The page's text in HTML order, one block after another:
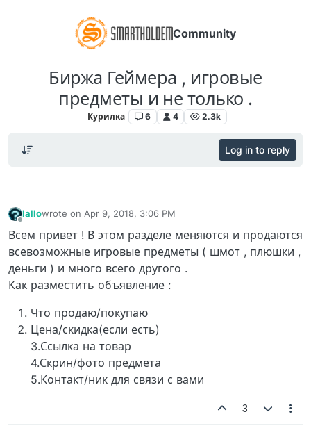
Community
Биржа Геймера , игровые
предметы и не только .
Курилка 6 4 2.3k
Log in to reply
Iallowrote on Apr 9, 2018, 3:06 PM
last edited by
Всем привет ! В этом разделе меняются и продаются
всевозможные игровые предметы ( шмот , плюшки ,
деньги ) и много всего другого .
Как разместить объявление :
Что продаю/покупаю
Цена/скидка(если есть)
3.Ссылка на товар
4.Скрин/фото предмета
5.Контакт/ник для связи с вами
3